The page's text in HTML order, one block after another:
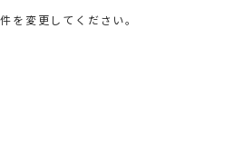
を変更してください。